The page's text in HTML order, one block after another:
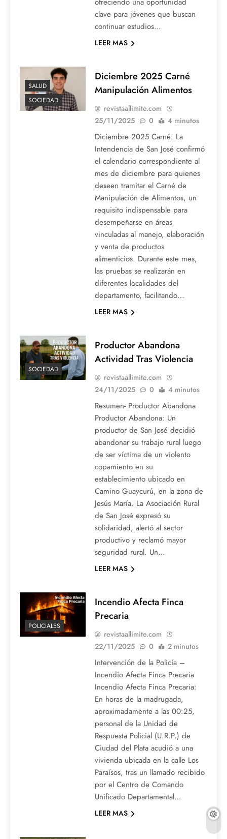
clave para jóvenes que buscan
continuar estudios…
LEER MAS
SALUD
SOCIEDAD
Diciembre 2025 Carné
Manipulación Alimentos
revistaallimite.com
25/11/2025
0 4 minutos
Diciembre 2025 Carné: La
Intendencia de San José confirmó
el calendario correspondiente al
mes de diciembre para quienes
deseen tramitar el Carné de
Manipulación de Alimentos, un
requisito indispensable para
desempeñarse en áreas
vinculadas al manejo, elaboración
y venta de productos
alimenticios. Durante este mes,
las pruebas se realizarán en
diferentes localidades del
departamento, facilitando…
LEER MAS
SOCIEDAD
Productor Abandona
Actividad Tras Violencia
revistaallimite.com
24/11/2025
0 4 minutos
Resumen- Productor Abandona
Productor Abandona: Un
productor de San José decidió
abandonar su trabajo rural luego
de ser víctima de un violento
copamiento en su
establecimiento ubicado en
Camino Guaycurú, en la zona de
Jesús María. La Asociación Rural
de San José expresó su
solidaridad, alertó al sector
productivo y reclamó mayor
seguridad rural. Un…
LEER MAS
POLICIALES
Incendio Afecta Finca
Precaria
revistaallimite.com
22/11/2025
0 2 minutos
Intervención de la Policía –
Incendio Afecta Finca Precaria
Incendio Afecta Finca Precaria:
En horas de la madrugada,
aproximadamente a las 00:25,
personal de la Unidad de
Respuesta Policial (U.R.P.) de
Ciudad del Plata acudió a una
vivienda ubicada en la calle Los
Paraísos, tras un llamado recibido
por el Centro de Comando
Unificado Departamental…
LEER MAS